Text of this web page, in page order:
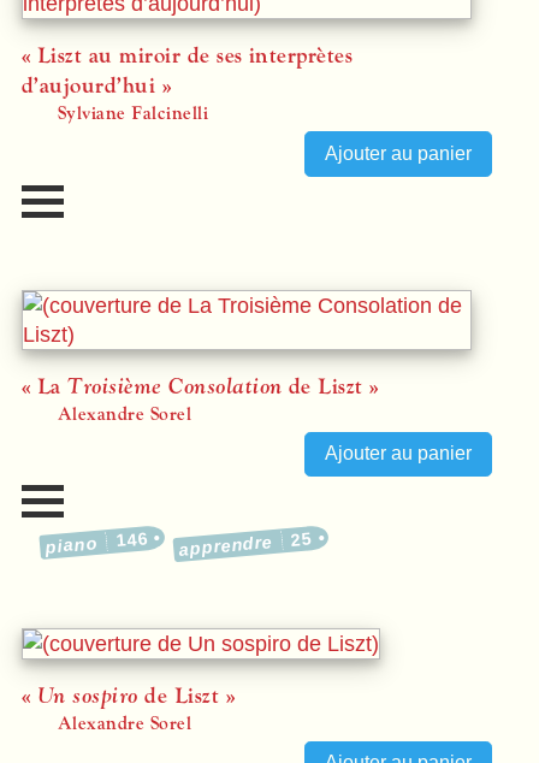
« Liszt au miroir de ses interprètes
d’aujourd’hui »
Sylviane Falcinelli
« LaTroisième Consolation de Liszt »
Alexandre Sorel
piano 146 apprendre 25
« Un sospiro de Liszt »
Alexandre Sorel